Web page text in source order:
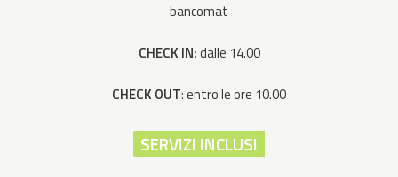
bancomat
CHECK IN:dalle 14.00
CHECK OUT: entro le ore 10.00
SERVIZI INCLUSI